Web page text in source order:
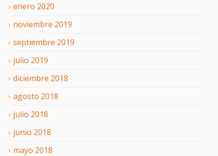
enero 2020
noviembre 2019
septiembre 2019
julio 2019
diciembre 2018
agosto 2018
julio 2018
junio 2018
mayo 2018